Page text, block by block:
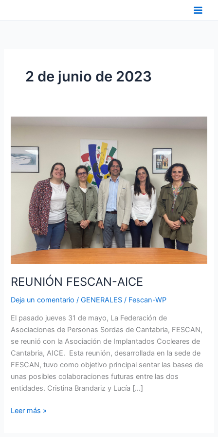
2 de junio de 2023
REUNIÓN FESCAN-AICE
Deja un comentario /GENERALES / Fescan-WP
El pasado jueves 31 de mayo, La Federación de
Asociaciones de Personas Sordas de Cantabria, FESCAN,
se reunió con la Asociación de Implantados Cocleares de
Cantabria, AICE. Esta reunión, desarrollada en la sede de
FESCAN, tuvo como objetivo principal sentar las bases de
unas posibles colaboraciones futuras entre las dos
entidades. Cristina Brandariz y Lucía […]
AICE
Leer más »